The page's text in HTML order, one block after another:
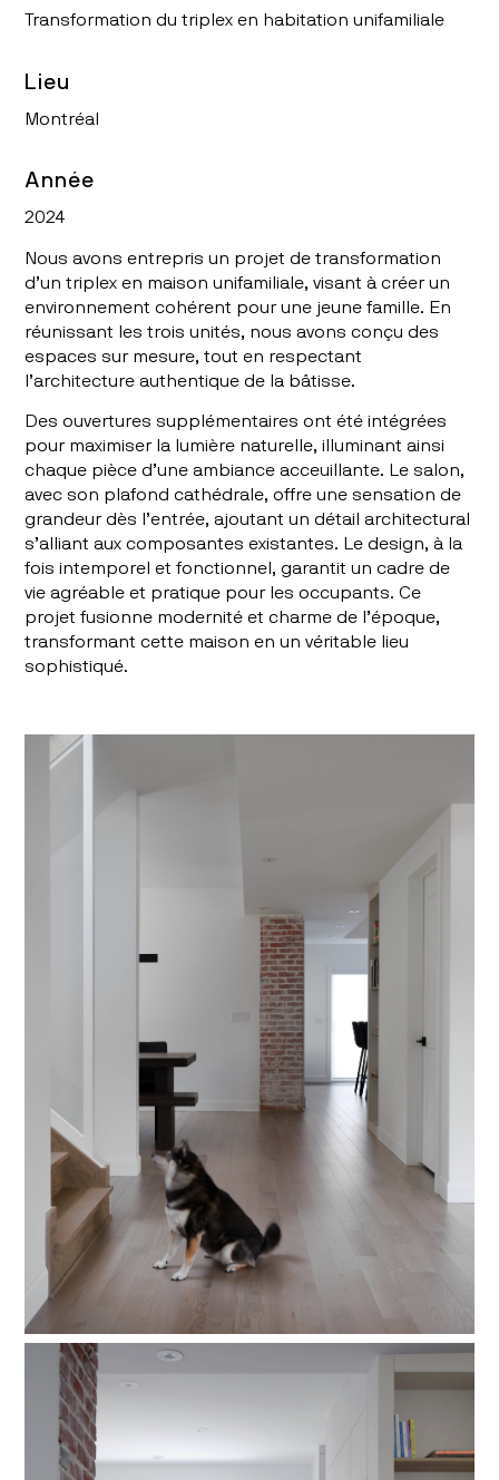
Transformation du triplex en habitation unifamiliale
Lieu
Montréal
Année
2024
Nous avons entrepris un projet de transformation
d’un triplex en maison unifamiliale, visant à créer un
environnement cohérent pour une jeune famille. En
réunissant les trois unités, nous avons conçu des
espaces sur mesure, tout en respectant
l’architecture authentique de la bâtisse.
Des ouvertures supplémentaires ont été intégrées
pour maximiser la lumière naturelle, illuminant ainsi
chaque pièce d’une ambiance acceuillante. Le salon,
avec son plafond cathédrale, offre une sensation de
grandeur dès l’entrée, ajoutant un détail architectural
s’alliant aux composantes existantes. Le design, à la
fois intemporel et fonctionnel, garantit un cadre de
vie agréable et pratique pour les occupants. Ce
projet fusionne modernité et charme de l’époque,
transformant cette maison en un véritable lieu
sophistiqué.